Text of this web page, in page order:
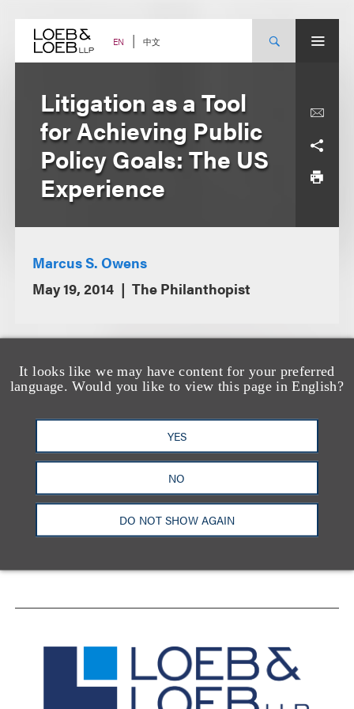
content EN 中文
It looks like we may have content for your preferred
language. Would you like to view this page in English?
YES
NO
DO NOT SHOW AGAIN
Litigation as a Tool
for Achieving Public
Policy Goals: The US
Experience
Marcus S. Owens
May 19, 2014
The Philanthopist
芝加哥
华盛顿特区
旧金山 泰森斯
代表处
香港
LinkedIn
Facebook X
YouTube